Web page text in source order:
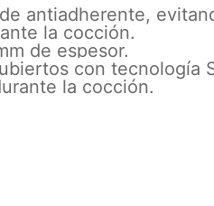
antiadherente,
la cocción.
de espesor.
con tecnología
la cocción.